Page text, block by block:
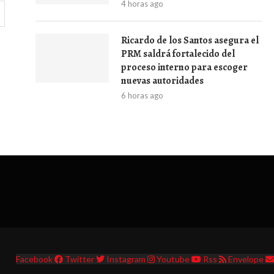
4 horas ago
Ricardo de los Santos asegura el
PRM saldrá fortalecido del
proceso interno para escoger
nuevas autoridades
6 horas ago
Facebook
Twitter Instagram Youtube Rss Envelope